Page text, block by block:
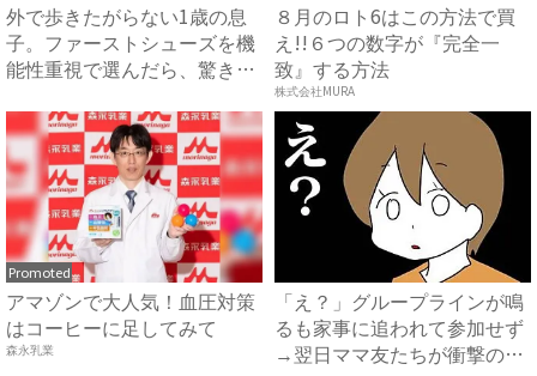
外で歩きたがらない1歳の息
子。ファーストシューズを機
能性重視で選んだら、驚きの
８月のロト6はこの方法で買
え!!６つの数字が『完全一
致』する方法
株式会社MURA
Promoted
アマゾンで大人気！血圧対策
はコーヒーに足してみて
森永乳業
「え？」グループラインが鳴
るも家事に追われて参加せず
→翌日ママ友たちが衝撃の行